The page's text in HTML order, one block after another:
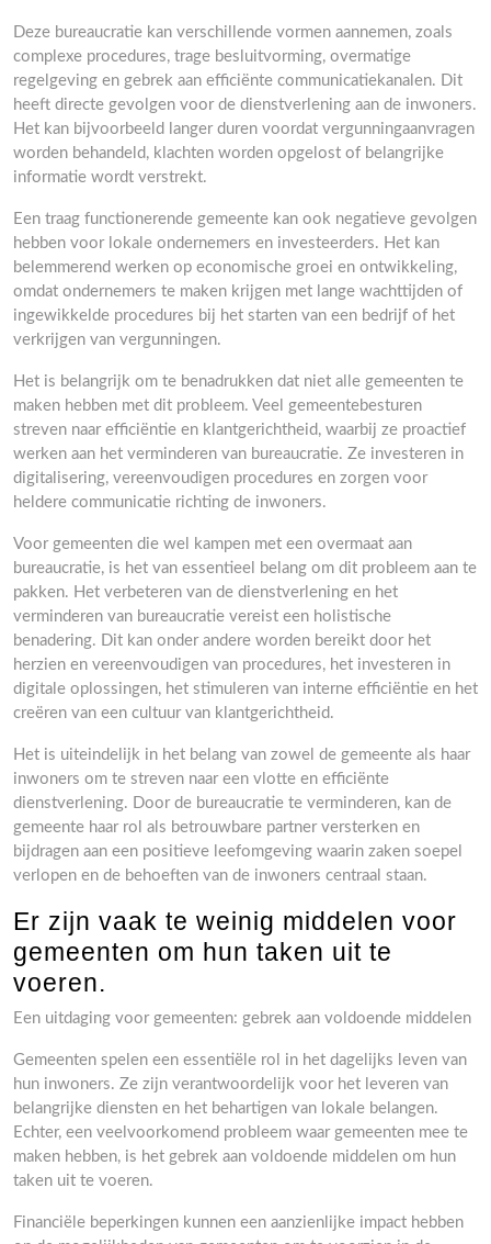
Deze bureaucratie kan verschillende vormen aannemen, zoals
complexe procedures, trage besluitvorming, overmatige
regelgeving en gebrek aan efficiënte communicatiekanalen. Dit
heeft directe gevolgen voor de dienstverlening aan de inwoners.
Het kan bijvoorbeeld langer duren voordat vergunningaanvragen
worden behandeld, klachten worden opgelost of belangrijke
informatie wordt verstrekt.
Een traag functionerende gemeente kan ook negatieve gevolgen
hebben voor lokale ondernemers en investeerders. Het kan
belemmerend werken op economische groei en ontwikkeling,
omdat ondernemers te maken krijgen met lange wachttijden of
ingewikkelde procedures bij het starten van een bedrijf of het
verkrijgen van vergunningen.
Het is belangrijk om te benadrukken dat niet alle gemeenten te
maken hebben met dit probleem. Veel gemeentebesturen
streven naar efficiëntie en klantgerichtheid, waarbij ze proactief
werken aan het verminderen van bureaucratie. Ze investeren in
digitalisering, vereenvoudigen procedures en zorgen voor
heldere communicatie richting de inwoners.
Voor gemeenten die wel kampen met een overmaat aan
bureaucratie, is het van essentieel belang om dit probleem aan te
pakken. Het verbeteren van de dienstverlening en het
verminderen van bureaucratie vereist een holistische
benadering. Dit kan onder andere worden bereikt door het
herzien en vereenvoudigen van procedures, het investeren in
digitale oplossingen, het stimuleren van interne efficiëntie en het
creëren van een cultuur van klantgerichtheid.
Het is uiteindelijk in het belang van zowel de gemeente als haar
inwoners om te streven naar een vlotte en efficiënte
dienstverlening. Door de bureaucratie te verminderen, kan de
gemeente haar rol als betrouwbare partner versterken en
bijdragen aan een positieve leefomgeving waarin zaken soepel
verlopen en de behoeften van de inwoners centraal staan.
Er zijn vaak te weinig middelen voor
gemeenten om hun taken uit te
voeren.
Een uitdaging voor gemeenten: gebrek aan voldoende middelen
Gemeenten spelen een essentiële rol in het dagelijks leven van
hun inwoners. Ze zijn verantwoordelijk voor het leveren van
belangrijke diensten en het behartigen van lokale belangen.
Echter, een veelvoorkomend probleem waar gemeenten mee te
maken hebben, is het gebrek aan voldoende middelen om hun
taken uit te voeren.
Financiële beperkingen kunnen een aanzienlijke impact hebben